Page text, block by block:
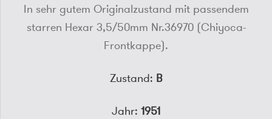
In sehr gutem Originalzustand mit passendem
starren Hexar 3,5/50mm Nr.36970 (Chiyoca-
Frontkappe).
Zustand: B
Jahr:1951